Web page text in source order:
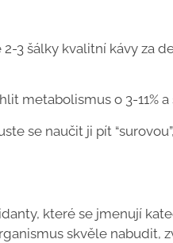
3 šálky kvalitní kávy za
metabolismus o 3-11% a
se naučit ji pít
které se jmenují
skvěle nabudit,